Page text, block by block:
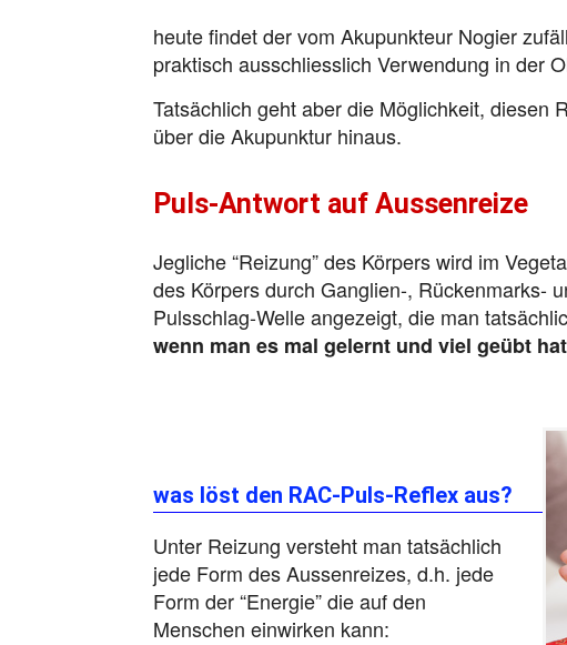
heute findet der vom Akupunkteur Nogier
praktisch ausschliesslich Verwendung in der
Tatsächlich geht aber die Möglichkeit, diesen
über die Akupunktur hinaus.
Puls-Antwort auf Aussenreize
Jegliche “Reizung” des Körpers wird im
des Körpers durch Ganglien-, Rückenmarks-
Pulsschlag-Welle angezeigt, die man
wenn man es mal gelernt und viel geübt hat
was löst den RAC-Puls-Reflex aus?
Unter Reizung versteht man tatsächlich
jede Form des Aussenreizes, d.h. jede
Form der “Energie” die auf den
Menschen einwirken kann: